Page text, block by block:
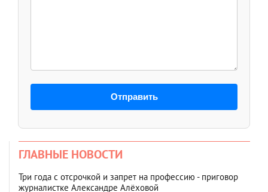
Отправить
ГЛАВНЫЕ НОВОСТИ
Три года с отсрочкой и запрет на профессию - приговор
журналистке Александре Алёховой